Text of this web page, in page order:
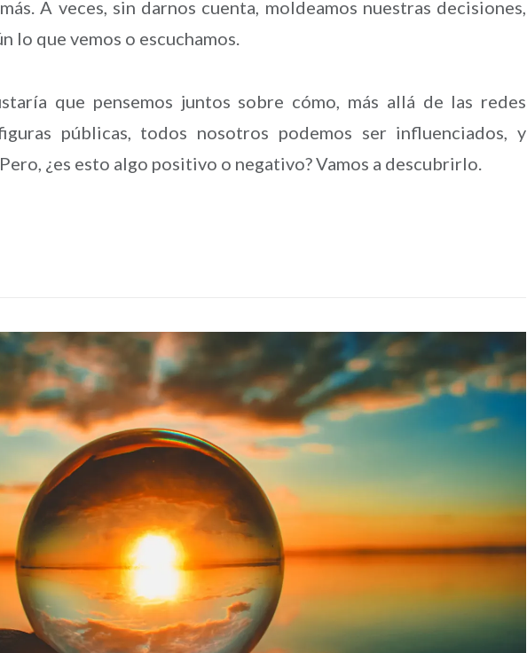
A veces, sin darnos cuenta, moldeamos nuestras decisiones,
lo que vemos o escuchamos.
que pensemos juntos sobre cómo, más allá de las redes
públicas, todos nosotros podemos ser influenciados, y
¿es esto algo positivo o negativo? Vamos a descubrirlo.